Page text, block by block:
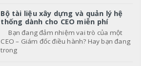
Bộ tài liệu xây dựng và quản lý hệ
thống dành cho CEO miễn phí
Bạn đang đảm nhiệm vai trò của một
CEO – Giám đốc điều hành? Hay bạn đang
trong